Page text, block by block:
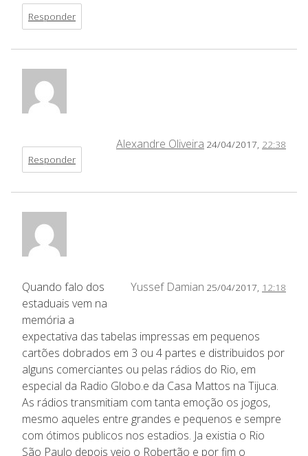
Responder
Alexandre Oliveira 24/04/2017, 22:38
Responder
Yussef Damian 25/04/2017, 12:18
Quando falo dos
estaduais vem na
memória a
expectativa das tabelas impressas em pequenos
cartões dobrados em 3 ou 4 partes e distribuidos por
alguns comerciantes ou pelas rádios do Rio, em
especial da Radio Globo.e da Casa Mattos na Tijuca.
As rádios transmitiam com tanta emoção os jogos,
mesmo aqueles entre grandes e pequenos e sempre
com ótimos publicos nos estadios. Ja existia o Rio
São Paulo depois veio o Robertão e por fim o